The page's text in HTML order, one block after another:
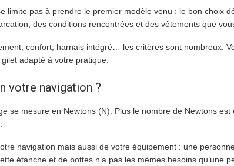
limite pas à prendre le premier modèle venu : le bon choix
des conditions rencontrées et des vêtements que
confort, harnais intégré… les critères sont nombreux.
adapté à votre pratique.
votre navigation ?
se mesure en Newtons (N). Plus le nombre de Newtons est
navigation mais aussi de votre équipement : une
étanche et de bottes n’a pas les mêmes besoins qu’une